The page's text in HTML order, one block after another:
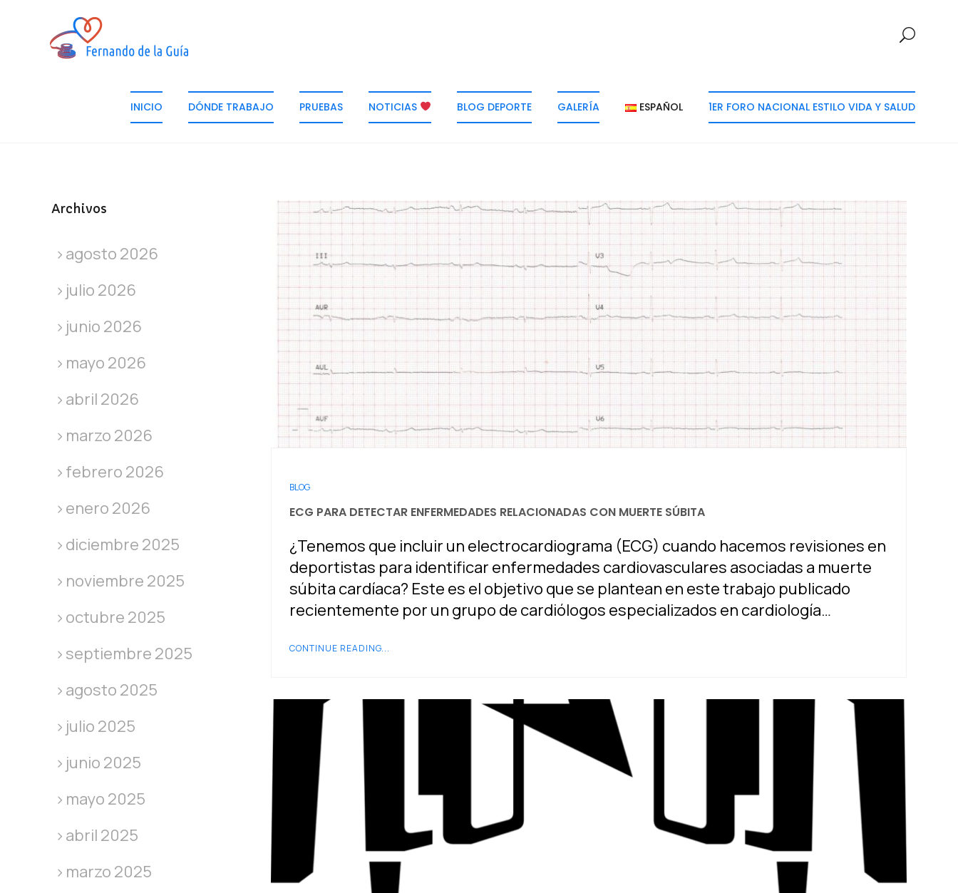
INICIO DÓNDE TRABAJO PRUEBAS NOTICIAS BLOG DEPORTE GALERÍA ESPAÑOL 1ER FORO NACIONAL ESTILO VIDA Y SALUD
BLOG
ECG PARA DETECTAR ENFERMEDADES RELACIONADAS CON MUERTE SÚBITA
¿Tenemos que incluir un electrocardiograma (ECG) cuando hacemos revisiones en
deportistas para identificar enfermedades cardiovasculares asociadas a muerte
súbita cardíaca? Este es el objetivo que se plantean en este trabajo publicado
recientemente por un grupo de cardiólogos especializados en cardiología…
CONTINUE READING...
Archivos
agosto 2026
julio 2026
junio 2026
mayo 2026
abril 2026
marzo 2026
febrero 2026
enero 2026
diciembre 2025
noviembre 2025
octubre 2025
septiembre 2025
agosto 2025
julio 2025
junio 2025
mayo 2025
abril 2025
marzo 2025